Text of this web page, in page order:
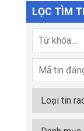
LỌC TÌM